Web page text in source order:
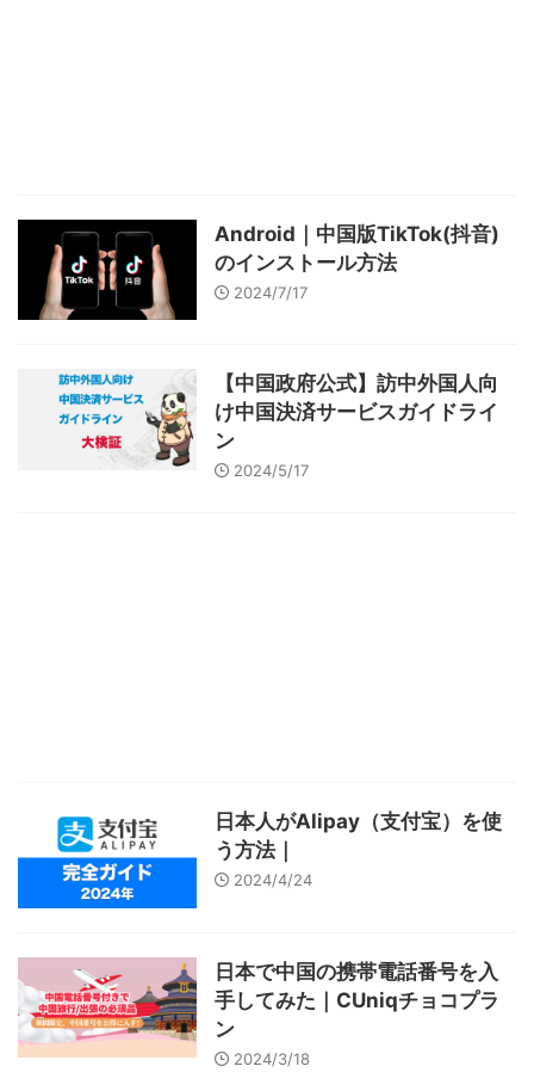
Android｜中国版TikTok(抖音)
のインストール方法
2024/7/17
【中国政府公式】訪中外国人向
け中国決済サービスガイドライ
ン
2024/5/17
日本人がAlipay（支付宝）を使
う方法｜
2024/4/24
日本で中国の携帯電話番号を入
手してみた｜CUniqチョコプラ
ン
2024/3/18